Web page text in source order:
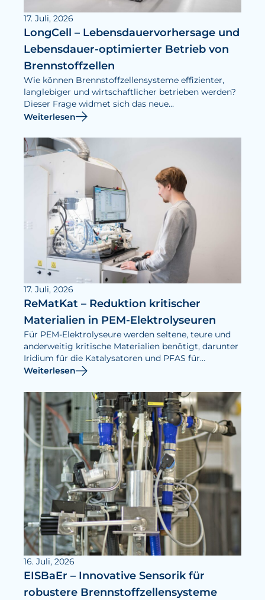
17. Juli, 2026
LongCell – Lebensdauervorhersage und
Lebensdauer-optimierter Betrieb von
Brennstoffzellen
Wie können Brennstoffzellensysteme effizienter,
langlebiger und wirtschaftlicher betrieben werden?
Dieser Frage widmet sich das neue
Forschungsprojekt LongCell.
Weiterlesen
17. Juli, 2026
ReMatKat – Reduktion kritischer
Materialien in PEM-Elektrolyseuren
Für PEM-Elektrolyseure werden seltene, teure und
anderweitig kritische Materialien benötigt, darunter
Iridium für die Katalysatoren und PFAS für
Membranen. Den Einsatz solcher Materialien zu
Weiterlesen
16. Juli, 2026
EISBaEr – Innovative Sensorik für
robustere Brennstoffzellensysteme